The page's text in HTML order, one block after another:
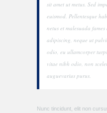
sit amet ut metus. Sed
euismod. Pellentesque
netus et malesuada
adipiscing, neque ut
odio, eu ullamcorper
vitae nibh odio, non
auguevarius purus.
Nunc tincidunt, elit non